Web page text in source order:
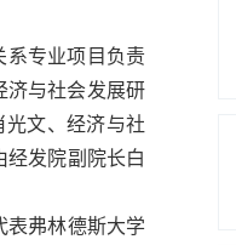
系专业项目负责
济与社会发展研
文、经济与社
经发院副院长白
表弗林德斯大学